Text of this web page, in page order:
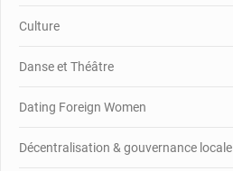
Culture
Danse et Théâtre
Dating Foreign Women
Décentralisation & gouvernance locale